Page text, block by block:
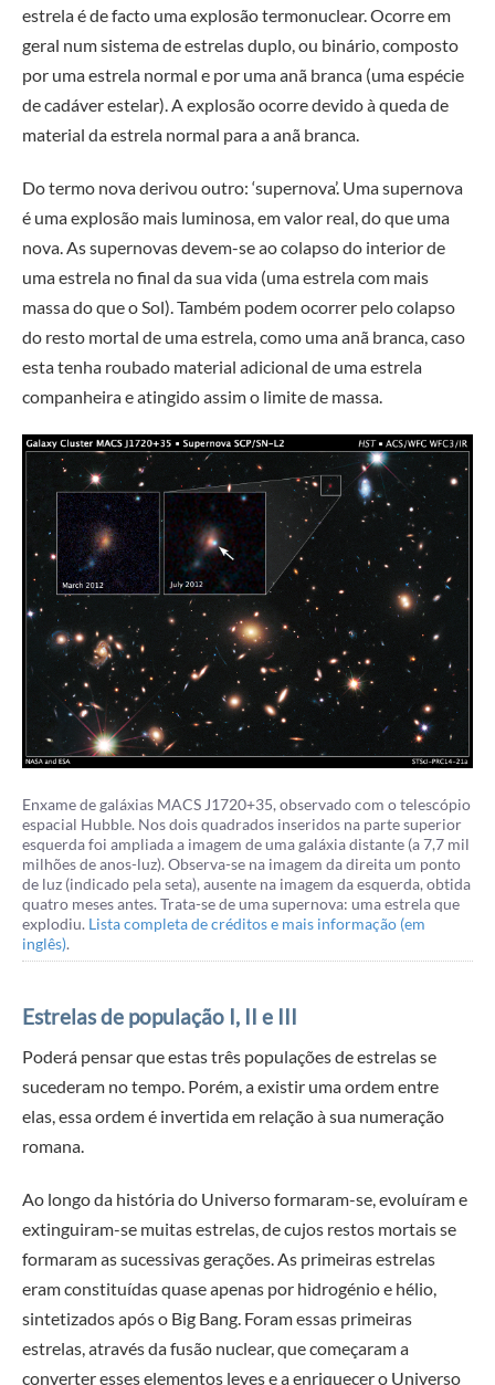
estrela é de facto uma explosão termonuclear. Ocorre em
geral num sistema de estrelas duplo, ou binário, composto
por uma estrela normal e por uma anã branca (uma espécie
de cadáver estelar). A explosão ocorre devido à queda de
material da estrela normal para a anã branca.
Do termo nova derivou outro: ‘supernova’. Uma supernova
é uma explosão mais luminosa, em valor real, do que uma
nova. As supernovas devem-se ao colapso do interior de
uma estrela no final da sua vida (uma estrela com mais
massa do que o Sol). Também podem ocorrer pelo colapso
do resto mortal de uma estrela, como uma anã branca, caso
esta tenha roubado material adicional de uma estrela
companheira e atingido assim o limite de massa.
Enxame de galáxias MACS J1720+35, observado com o telescópio
espacial Hubble. Nos dois quadrados inseridos na parte superior
esquerda foi ampliada a imagem de uma galáxia distante (a 7,7 mil
milhões de anos-luz). Observa-se na imagem da direita um ponto
de luz (indicado pela seta), ausente na imagem da esquerda, obtida
quatro meses antes. Trata-se de uma supernova: uma estrela que
explodiu. Lista completa de créditos e mais informação (em
inglês).
Estrelas de população I, II e III
Poderá pensar que estas três populações de estrelas se
sucederam no tempo. Porém, a existir uma ordem entre
elas, essa ordem é invertida em relação à sua numeração
romana.
Ao longo da história do Universo formaram-se, evoluíram e
extinguiram-se muitas estrelas, de cujos restos mortais se
formaram as sucessivas gerações. As primeiras estrelas
eram constituídas quase apenas por hidrogénio e hélio,
sintetizados após o Big Bang. Foram essas primeiras
estrelas, através da fusão nuclear, que começaram a
converter esses elementos leves e a enriquecer o Universo